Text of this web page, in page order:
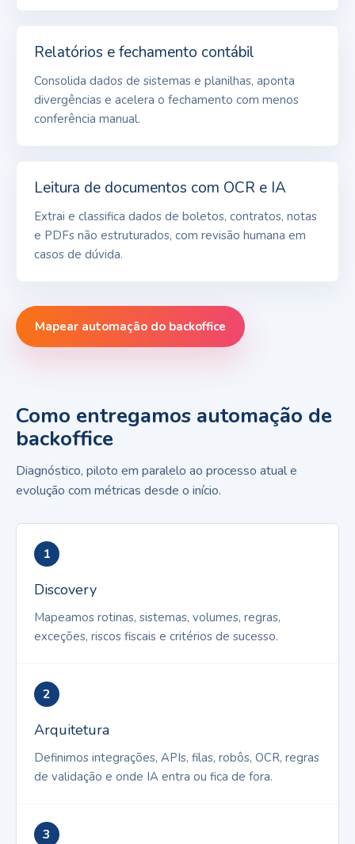
Relatórios e fechamento contábil
Consolida dados de sistemas e planilhas, aponta
divergências e acelera o fechamento com menos
conferência manual.
Leitura de documentos com OCR e IA
Extrai e classifica dados de boletos, contratos, notas
e PDFs não estruturados, com revisão humana em
casos de dúvida.
Mapear automação do backoffice
Como entregamos automação de
backoffice
Diagnóstico, piloto em paralelo ao processo atual e
evolução com métricas desde o início.
1
Discovery
Mapeamos rotinas, sistemas, volumes, regras,
exceções, riscos fiscais e critérios de sucesso.
2
Arquitetura
Definimos integrações, APIs, filas, robôs, OCR, regras
de validação e onde IA entra ou fica de fora.
3